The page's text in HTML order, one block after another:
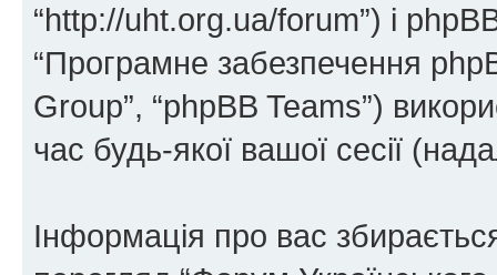
“http://uht.org.ua/forum”) і phpBB
“Програмне забезпечення
Group”, “phpBB Teams”)
час будь-якої вашої сесії
Інформація про вас